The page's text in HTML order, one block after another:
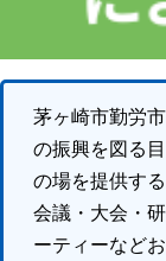
茅ヶ崎市勤労
の振興を図る
の場を提供す
会議・大会・
ーティーなど